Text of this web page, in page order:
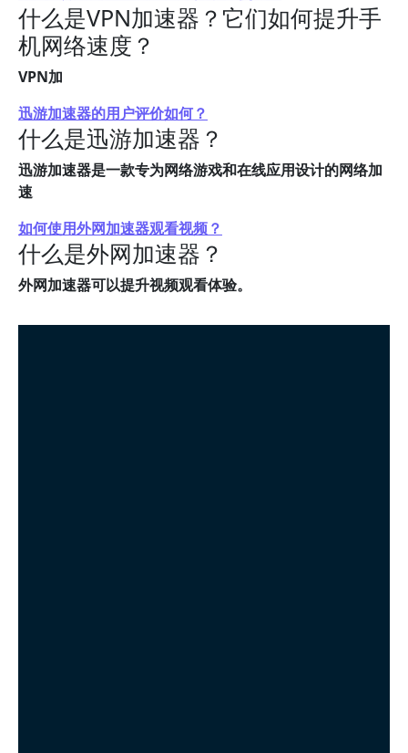
什么是VPN加速器？它们如何提升手
机网络速度？
VPN加
迅游加速器的用户评价如何？
什么是迅游加速器？
迅游加速器是一款专为网络游戏和在线应用设计的网络加
速
如何使用外网加速器观看视频？
什么是外网加速器？
外网加速器可以提升视频观看体验。